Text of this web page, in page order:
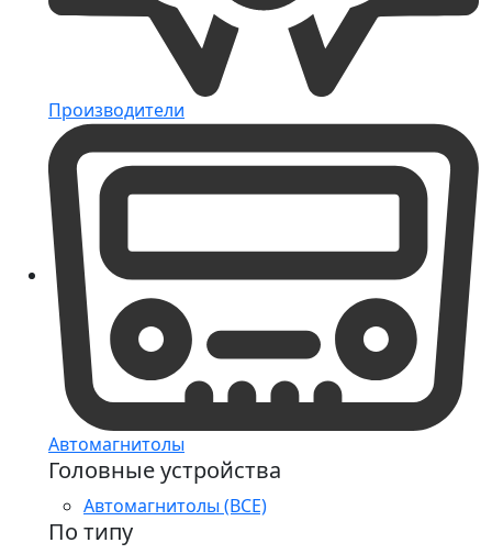
Производители
Автомагнитолы
Головные устройства
Автомагнитолы (ВСЕ)
По типу